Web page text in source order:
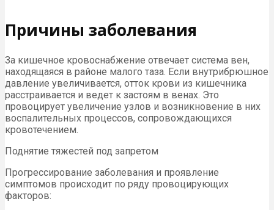
Причины заболевания
За кишечное кровоснабжение отвечает система вен,
находящаяся в районе малого таза. Если внутрибрюшное
давление увеличивается, отток крови из кишечника
расстраивается и ведет к застоям в венах. Это
провоцирует увеличение узлов и возникновение в них
воспалительных процессов, сопровождающихся
кровотечением.
Поднятие тяжестей под запретом
Прогрессирование заболевания и проявление
симптомов происходит по ряду провоцирующих
факторов: